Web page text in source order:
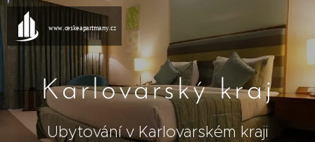
www.ceskeapartmany.cz
Karlovarský kraj
Ubytování v Karlovarském kraji